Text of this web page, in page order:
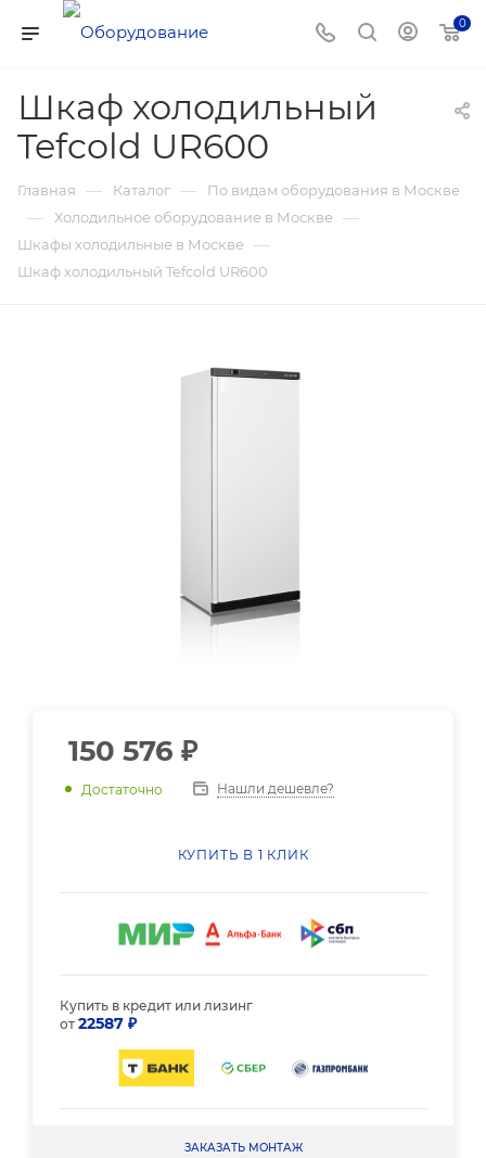
0
Шкаф холодильный
Tefcold UR600
Главная — Каталог — По видам оборудования в Москве
— Холодильное оборудование в Москве —
Шкафы холодильные в Москве —
Шкаф холодильный Tefcold UR600
150 576 ₽
Достаточно Нашли дешевле?
КУПИТЬ В 1 КЛИК
Купить в кредит или лизинг
от 22587 ₽
ЗАКАЗАТЬ МОНТАЖ